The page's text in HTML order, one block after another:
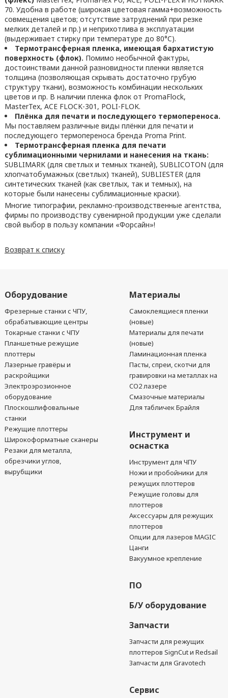
70. Удобна в работе (широкая цветовая гамма+возможность
совмещения цветов; отсутствие затруднений при резке
мелких деталей и пр.) и неприхотлива в эксплуатации
(выдерживает стирку при температуре до 80°C).
Термотрансферная пленка, имеющая бархатистую
поверхность (флок). Помимо необычной фактуры,
достоинствами данной разновидности пленки является
толщина (позволяющая скрывать достаточно грубую
структуру ткани), возможность комбинации нескольких
цветов и пр. В наличии пленка флок от PromaFlock,
MasterTex, ACE FLOCK-301, POLI-FLOK.
Плёнка для печати и последующего термопереноса.
Мы поставляем различные виды плёнки для печати и
последующего термопереноса бренда Proma Print.
Термотрансферная пленка для печати
сублимационными чернилами и нанесения на ткань:
SUBLIMARK (для светлых и темных тканей), SUBLICOTON (для
хлопчатобумажных (светлых) тканей), SUBLIESTER (для
синтетических тканей (как светлых, так и темных), на
которые были нанесены сублимационные краски).
Многие типографии, рекламно-производственные агентства,
фирмы по производству сувенирной продукции уже сделали
свой выбор в пользу компании «Форсайн»!
Возврат к списку
Оборудование
Фрезерные станки с ЧПУ,
обрабатывающие центры
Токарные станки с ЧПУ
Планшетные режущие
плоттеры
Лазерные гравёры и
раскройщики
Электроэрозионное
оборудование
Плоскошлифовальные
станки
Режущие плоттеры
Широкоформатные сканеры
Резаки для металла,
обрезчики углов,
вырубщики
Материалы
Самоклеящиеся пленки
(новые)
Материалы для печати
(новые)
Ламинационная пленка
Пасты, спреи, скотчи для
гравировки на металлах на
CO2 лазере
Смазочные материалы
Для табличек Брайля
Инструмент и
оснастка
Инструмент для ЧПУ
Ножи и пробойники для
режущих плоттеров
Режущие головы для
плоттеров
Аксессуары для режущих
плоттеров
Опции для лазеров MAGIC
Цанги
Вакуумное крепление
ПО
Б/У оборудование
Запчасти
Запчасти для режущих
плоттеров SignCut и Redsail
Запчасти для Gravotech
Сервис